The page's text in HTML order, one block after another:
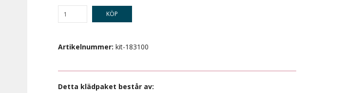
KÖP
Artikelnummer: kit-183100
Detta klädpaket består av: